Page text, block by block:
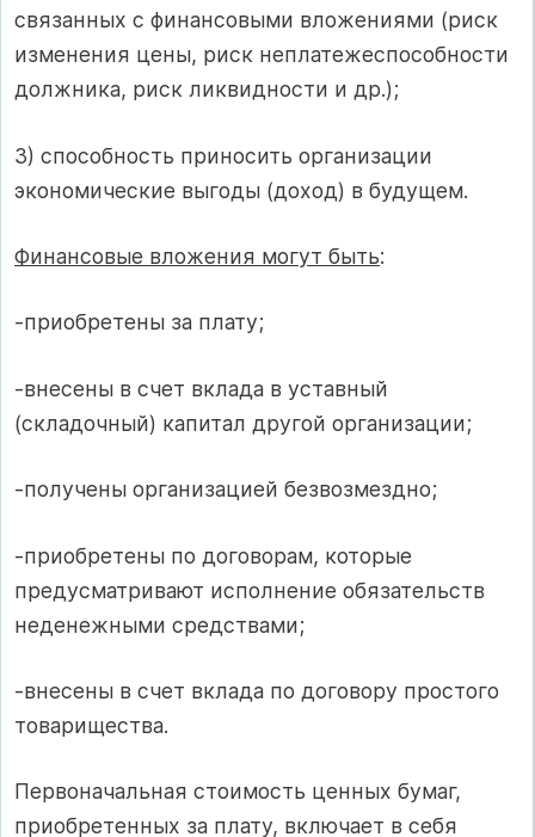
связанных с финансовыми вложениями (риск
изменения цены, риск неплатежеспособности
должника, риск ликвидности и др.);
3) способность приносить организации
экономические выгоды (доход) в будущем.
Финансовые вложения могут быть:
-приобретены за плату;
-внесены в счет вклада в уставный
(складочный) капитал другой организации;
-получены организацией безвозмездно;
-приобретены по договорам, которые
предусматривают исполнение обязательств
неденежными средствами;
-внесены в счет вклада по договору простого
товарищества.
Первоначальная стоимость ценных бумаг,
приобретенных за плату, включает в себя